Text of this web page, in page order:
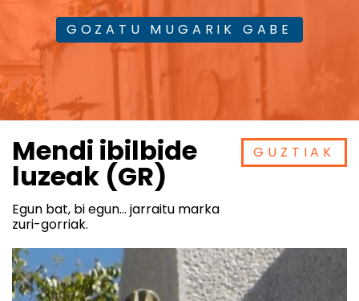
GOZATU MUGARIK GABE
Mendi ibilbide
luzeak (GR)
Egun bat, bi egun… jarraitu marka
zuri-gorriak.
GUZTIAK